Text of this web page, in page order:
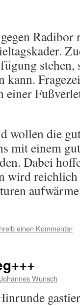
Radibor
stehen,
kann.
einer
wollen die
mit einem
Dabei
wird
einen Kommentar
Johannes Wunsch